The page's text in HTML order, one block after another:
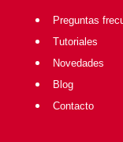
Preguntas
Tutoriales
Novedades
Blog
Contacto